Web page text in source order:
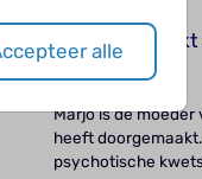
Hij
hand is
Marjo is de moeder
heeft
psychotische
alle